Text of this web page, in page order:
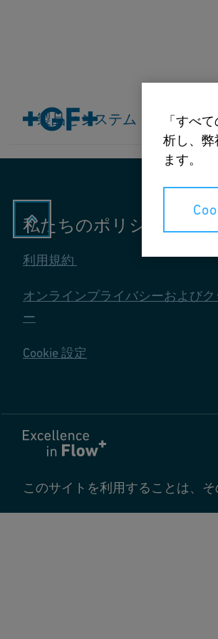
製品とシステム 産業 応用
私たちのポリシー
利用規約
オンラインプライバシーおよび
ー
Cookie 設定
このサイトを利用することは、
「すべ
析し、弊
ます。